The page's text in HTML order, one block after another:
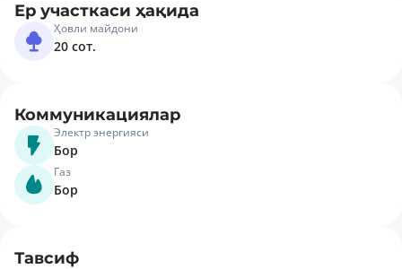
Ер участкаси ҳақида
Ҳовли майдони
20 сот.
Коммуникациялар
Электр энергияси
Бор
Газ
Бор
Тавсиф